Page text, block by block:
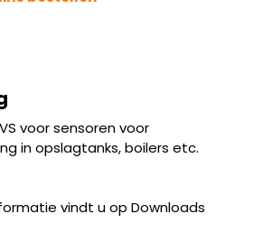
voor sensoren voor
in opslagtanks, boilers etc.
vindt u op Downloads